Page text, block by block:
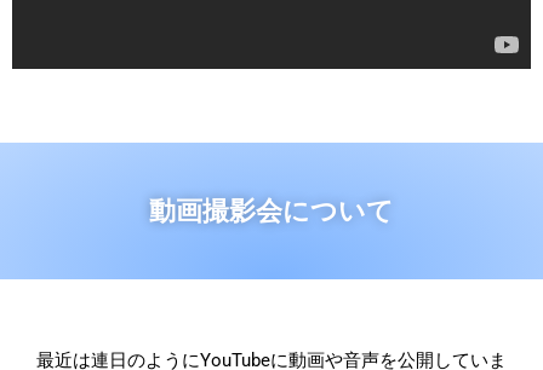
動画撮影会について
最近は連日のようにYouTubeに動画や音声を公開していま